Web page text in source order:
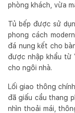
phòng khách, vừa
Tủ bếp được sử
phong cách
đá nung kết cho
được nhập khẩu từ
cho ngôi nhà.
Lối giao thông
đã giấu cầu thang
nhìn thoải mái,